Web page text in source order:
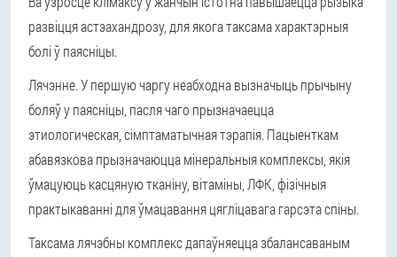
развіцця астэахандрозу, для якога таксама характэрныя
болі ў паясніцы.
Лячэнне.У першую чаргу неабходна вызначыць прычыну
боляў у паясніцы, пасля чаго прызначаецца
этиологическая, сімптаматычная тэрапія. Пацыенткам
абавязкова прызначаюцца мінеральныя комплексы, якія
ўмацуюць касцяную тканіну, вітаміны, ЛФК, фізічныя
практыкаванні для ўмацавання цягліцавага гарсэта спіны.
Таксама лячэбны комплекс дапаўняецца збалансаваным